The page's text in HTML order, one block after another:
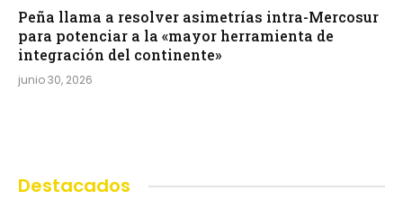
Peña llama a resolver asimetrías intra-Mercosur
para potenciar a la «mayor herramienta de
integración del continente»
junio 30, 2026
Destacados